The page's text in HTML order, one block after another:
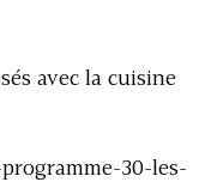
avec la cuisine
30-les-